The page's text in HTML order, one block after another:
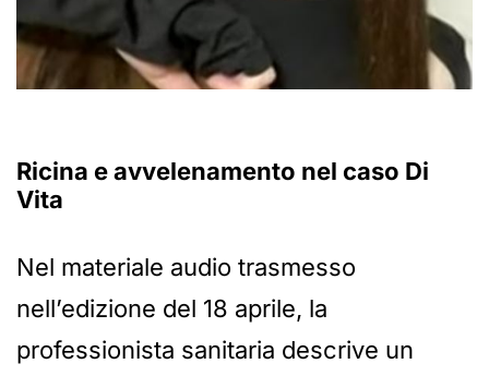
Ricina e avvelenamento nel caso Di
Vita
Nel materiale audio trasmesso
nell’edizione del 18 aprile, la
professionista sanitaria descrive un